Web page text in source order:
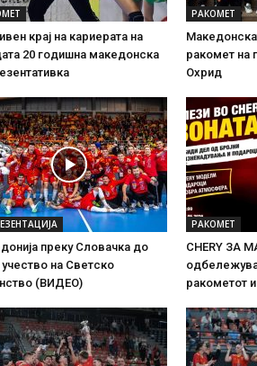
крај на кариерата на
20 годишна македонска
РАКОМЕТ
ракомет на
Охрид
преку Словачка до
на Светско
(ВИДЕО)
РАКОМЕТ
CHERY ЗА
ракометот